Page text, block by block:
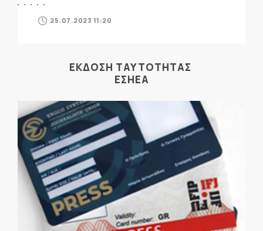
25.07.2023 11:20
ΕΚΔΟΣΗ ΤΑΥΤΟΤΗΤΑΣ
ΕΣΗΕΑ